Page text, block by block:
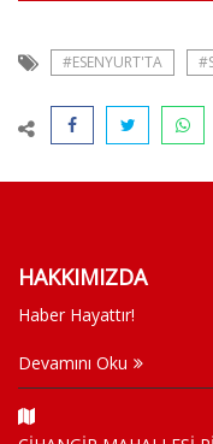
#ESENYURT'TA
HAKKIMIZDA
Haber Hayattır!
Devamını Oku